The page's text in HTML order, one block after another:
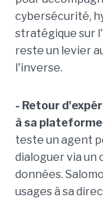
cybersécurité,
stratégique sur
reste un levier
l'inverse.
- Retour
à sa
teste un agent
dialoguer via un
données.
usages à sa